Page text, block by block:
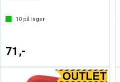
10 på lager
71,-